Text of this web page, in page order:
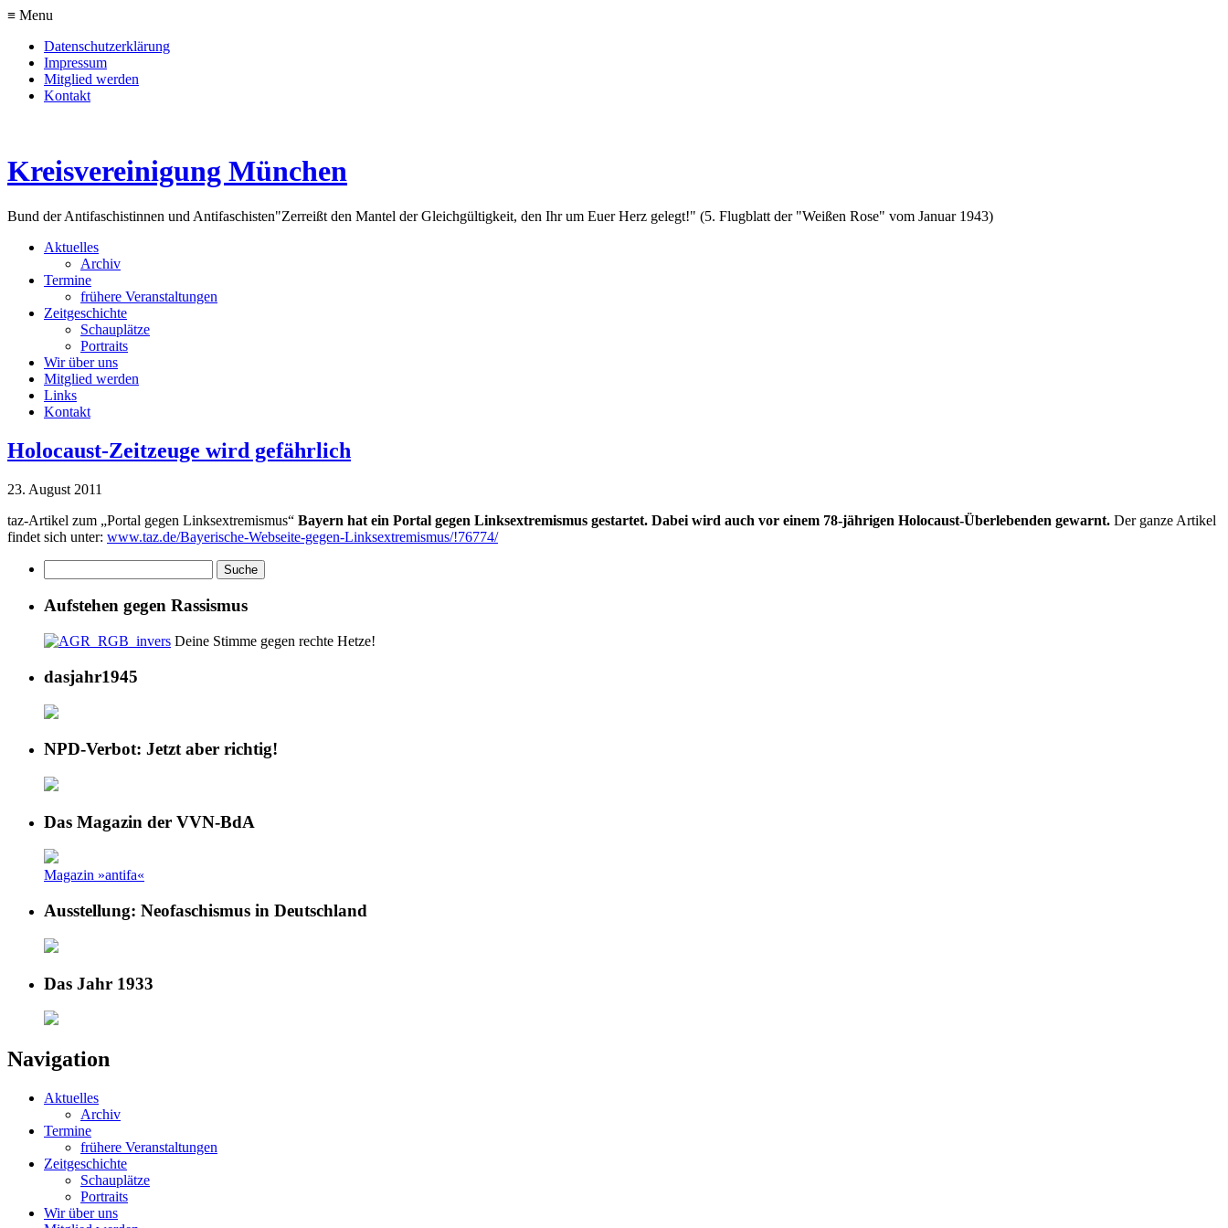
≡ Menu
Datenschutzerklärung
Impressum
Mitglied werden
Kontakt
Kreisvereinigung München
Bund der Antifaschistinnen und Antifaschisten"Zerreißt den Mantel der Gleichgültigkeit, den Ihr um Euer Herz gelegt!" (5. Flugblatt der "Weißen Rose" vom Januar 1943)
Aktuelles
Archiv
Termine
frühere Veranstaltungen
Zeitgeschichte
Schauplätze
Portraits
Wir über uns
Mitglied werden
Links
Kontakt
Holocaust-Zeitzeuge wird gefährlich
23. August 2011
taz-Artikel zum „Portal gegen Linksextremismus“ Bayern hat ein Portal gegen Linksextremismus gestartet. Dabei wird auch vor einem 78-jährigen Holocaust-Überlebenden gewarnt. Der ganze Artikel
findet sich unter: www.taz.de/Bayerische-Webseite-gegen-Linksextremismus/!76774/
Aufstehen gegen Rassismus
Deine Stimme gegen rechte Hetze!
dasjahr1945
NPD-Verbot: Jetzt aber richtig!
Das Magazin der VVN-BdA
Magazin »antifa«
Ausstellung: Neofaschismus in Deutschland
Das Jahr 1933
Navigation
Aktuelles
Archiv
Termine
frühere Veranstaltungen
Zeitgeschichte
Schauplätze
Portraits
Wir über uns